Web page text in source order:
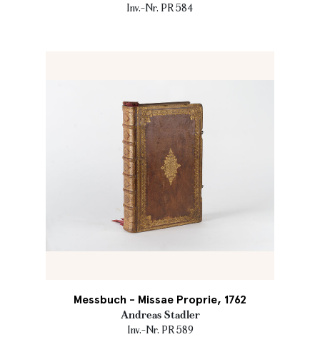
Inv.-Nr. PR 584
Messbuch - Missae Proprie, 1762
Andreas Stadler
Inv.-Nr. PR 589